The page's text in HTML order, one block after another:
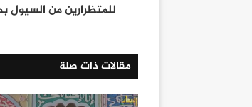
للمتظرارين من السيول
مقالات ذات صلة